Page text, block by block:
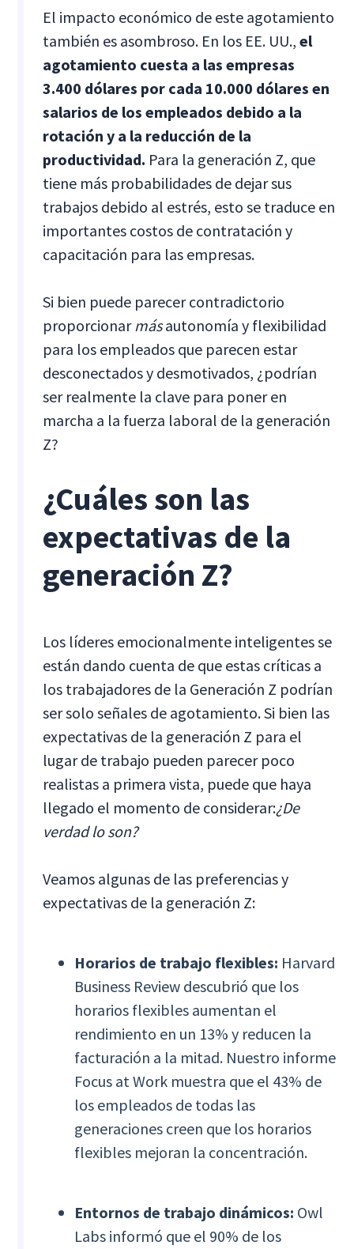
El impacto económico de este agotamiento
también es asombroso. En los EE. UU., el
agotamiento cuesta a las empresas
3.400 dólares por cada 10.000 dólares en
salarios de los empleados debido a la
rotación y a la reducción de la
productividad. Para la generación Z, que
tiene más probabilidades de dejar sus
trabajos debido al estrés, esto se traduce en
importantes costos de contratación y
capacitación para las empresas.
Si bien puede parecer contradictorio
proporcionarmásautonomía y flexibilidad
para los empleados que parecen estar
desconectados y desmotivados, ¿podrían
ser realmente la clave para poner en
marcha a la fuerza laboral de la generación
Z?
¿Cuáles son las
expectativas de la
generación Z?
Los líderes emocionalmente inteligentes se
están dando cuenta de que estas críticas a
los trabajadores de la Generación Z podrían
ser solo señales de agotamiento. Si bien las
expectativas de la generación Z para el
lugar de trabajo pueden parecer poco
realistas a primera vista, puede que haya
llegado el momento de considerar:¿De
verdad lo son?
Veamos algunas de las preferencias y
expectativas de la generación Z:
Horarios de trabajo flexibles: Harvard
Business Review descubrió que los
horarios flexibles aumentan el
rendimiento en un 13% y reducen la
facturación a la mitad. Nuestro informe
Focus at Work muestra que el 43% de
los empleados de todas las
generaciones creen que los horarios
flexibles mejoran la concentración.
Entornos de trabajo dinámicos: Owl
Labs informó que el 90% de los